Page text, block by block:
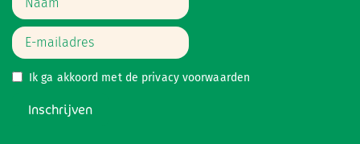
Ik ga akkoord met de privacy voorwaarden
Inschrijven